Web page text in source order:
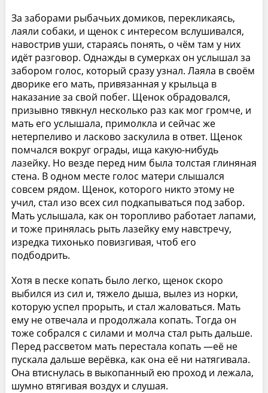
За заборами рыбачьих домиков, перекликаясь,
лаяли собаки, и щенок с интересом вслушивался,
навострив уши, стараясь понять, о чём там у них
идёт разговор. Однажды в сумерках он услышал за
забором голос, который сразу узнал. Лаяла в своём
дворике его мать, привязанная у крыльца в
наказание за свой побег. Щенок обрадовался,
призывно тявкнул несколько раз как мог громче, и
мать его услышала, примолкла и сейчас же
нетерпеливо и ласково заскулила в ответ. Щенок
помчался вокруг ограды, ища какую-нибудь
лазейку. Но везде перед ним была толстая глиняная
стена. В одном месте голос матери слышался
совсем рядом. Щенок, которого никто этому не
учил, стал изо всех сил подкапываться под забор.
Мать услышала, как он торопливо работает лапами,
и тоже принялась рыть лазейку ему навстречу,
изредка тихонько повизгивая, чтоб его
подбодрить.
Хотя в песке копать было легко, щенок скоро
выбился из сил и, тяжело дыша, вылез из норки,
которую успел прорыть, и стал жаловаться. Мать
ему не отвечала и продолжала копать. Тогда он
тоже собрался с силами и молча стал рыть дальше.
Перед рассветом мать перестала копать —её не
пускала дальше верёвка, как она её ни натягивала.
Она втиснулась в выкопанный ею проход и лежала,
шумно втягивая воздух и слушая.